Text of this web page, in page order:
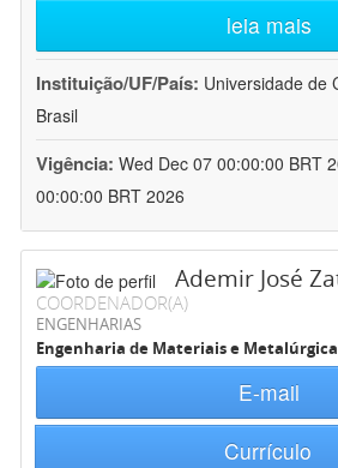
leia mais
Instituição/UF/País: Universidade de
Brasil
Vigência: Wed Dec 07 00:00:00 BRT
00:00:00 BRT 2026
Ademir José
COORDENADOR(A)
ENGENHARIAS
Engenharia de Materiais e Metalúrgica
E-mail
Currículo